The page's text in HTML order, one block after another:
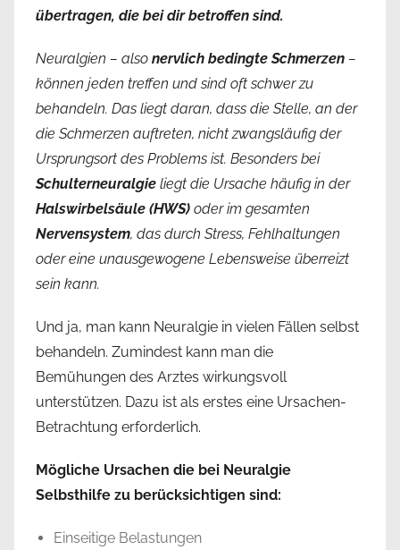
übertragen, die bei dir betroffen sind.
Neuralgien – also nervlich bedingte Schmerzen –
können jeden treffen und sind oft schwer zu
behandeln. Das liegt daran, dass die Stelle, an der
die Schmerzen auftreten, nicht zwangsläufig der
Ursprungsort des Problems ist. Besonders bei
Schulterneuralgie liegt die Ursache häufig in der
Halswirbelsäule (HWS) oder im gesamten
Nervensystem, das durch Stress, Fehlhaltungen
oder eine unausgewogene Lebensweise überreizt
sein kann.
Und ja, man kann Neuralgie in vielen Fällen selbst
behandeln. Zumindest kann man die
Bemühungen des Arztes wirkungsvoll
unterstützen. Dazu ist als erstes eine Ursachen-
Betrachtung erforderlich.
Mögliche Ursachen die bei Neuralgie
Selbsthilfe zu berücksichtigen sind:
Einseitige Belastungen